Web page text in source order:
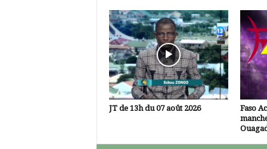
JT de 13h du 07 août 2026
Faso